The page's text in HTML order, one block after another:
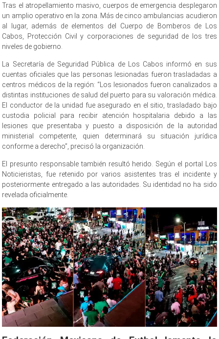
Tras el atropellamiento masivo, cuerpos de emergencia desplegaron
un amplio operativo en la zona. Más de cinco ambulancias acudieron
al lugar, además de elementos del Cuerpo de Bomberos de Los
Cabos, Protección Civil y corporaciones de seguridad de los tres
niveles de gobierno.
La Secretaría de Seguridad Pública de Los Cabos informó en sus
cuentas oficiales que las personas lesionadas fueron trasladadas a
centros médicos de la región: “Los lesionados fueron canalizados a
distintas instituciones de salud del puerto para su valoración médica.
El conductor de la unidad fue asegurado en el sitio, trasladado bajo
custodia policial para recibir atención hospitalaria debido a las
lesiones que presentaba y puesto a disposición de la autoridad
ministerial competente, quien determinará su situación jurídica
conforme a derecho”, precisó la organización.
El presunto responsable también resultó herido. Según el portal Los
Noticieristas, fue retenido por varios asistentes tras el incidente y
posteriormente entregado a las autoridades. Su identidad no ha sido
revelada oficialmente.